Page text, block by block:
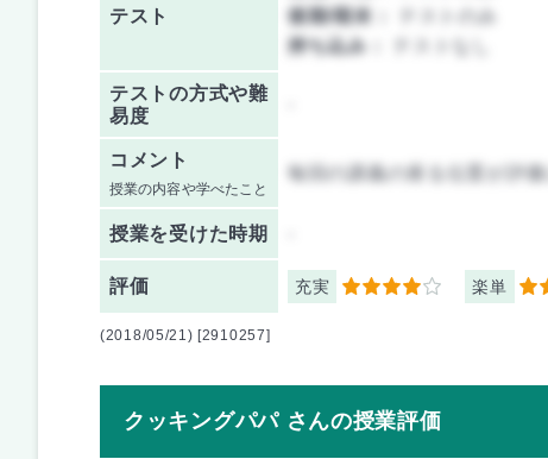
テスト
後期/期末：
テストのみ
持ち込み：
テストの方式や難
易度
コメント
授業の内容や学べたこと
毎回の講義の座る位置が評
授業を受けた時期
評価 充実 4 楽単 2
(2018/05/21) [2910257]
クッキングパパ さんの授業評価